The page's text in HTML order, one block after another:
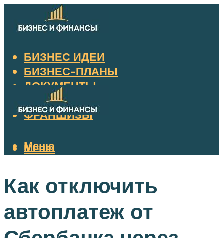
БИЗНЕС ИДЕИ
БИЗНЕС-ПЛАНЫ
ДОКУМЕНТЫ
НАЛОГИ
ФРАНШИЗЫ
Меню
Меню
Как отключить
автоплатеж от